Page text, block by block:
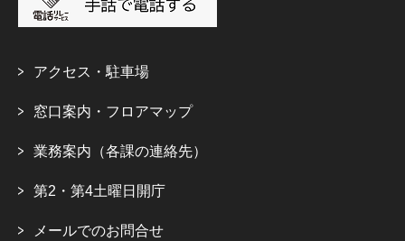
アクセス・駐車場
窓口案内・フロアマップ
業務案内（各課の連絡先）
第2・第4土曜日開庁
メールでのお問合せ